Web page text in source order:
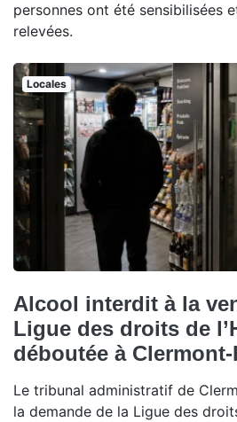
personnes ont été sensibilisées
relevées.
Locales
Alcool interdit à la
Ligue des droits de
déboutée à
Le tribunal administratif de
la demande de la Ligue des